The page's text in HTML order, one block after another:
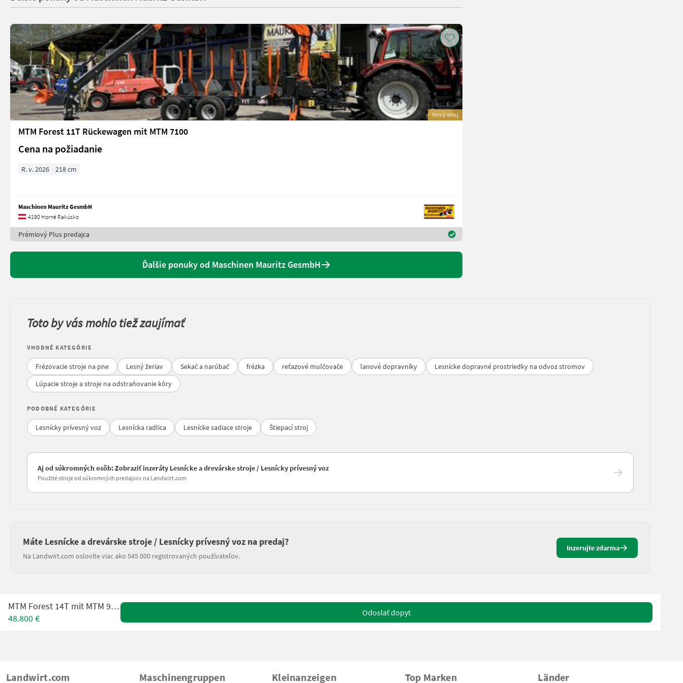
Nový stroj
MTM Forest 11T Rückewagen mit MTM 7100
Cena na požiadanie
R. v. 2026 218 cm
Maschinen Mauritz GesmbH
4190 Horné Rakúsko
Prémiový Plus predajca
Ďalšie ponuky od Maschinen Mauritz GesmbH
Toto by vás mohlo tiež zaujímať
VHODNÉ KATEGÓRIE
Frézovacie stroje na pne Lesný žeriav Sekač a narúbač frézka reťazové mulčovače lanové dopravníky
Lesnícke dopravné prostriedky na odvoz stromov
Lúpacie stroje a stroje na odstraňovanie kôry
PODOBNÉ KATEGÓRIE
Lesnícky prívesný voz Lesnícka radlica Lesnícke sadiace stroje Štiepací stroj
Aj od súkromných osôb: Zobraziť inzeráty Lesnícke a drevárske stroje / Lesnícky prívesný voz
Použité stroje od súkromných predajcov na Landwirt.com
Máte Lesnícke a drevárske stroje / Lesnícky prívesný voz na predaj?
Na Landwirt.com oslovíte viac ako 545 000 registrovaných používateľov.
Inzerujte zdarma
MTM Forest 14T mit MTM 9000 Kran
48.800 €
Odoslať dopyt
Landwirt.com Maschinengruppen Kleinanzeigen Top Marken Länder